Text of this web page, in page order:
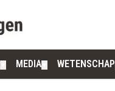
MEDIA WETENSCHAP